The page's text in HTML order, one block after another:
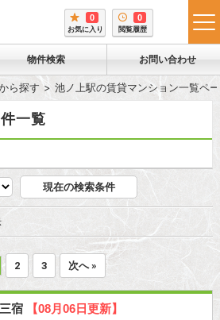
0
お気に入り
0
閲覧履歴
物件検索 お問い合わせ
ら探す 池ノ上駅の賃貸マンション一覧ペ
一覧
現在の検索条件
2 3 次へ »
宿 【08月06日更新】